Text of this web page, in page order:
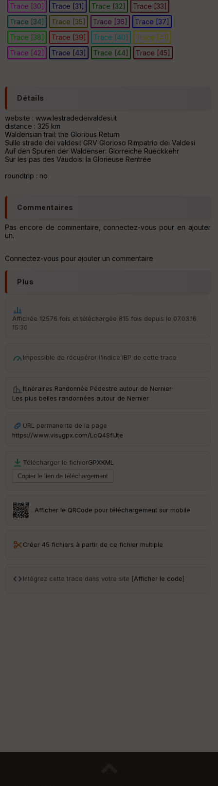
s
Trace [30]
Trace [31] Trace [32]
Trace [33]
Trace [34]
Trace [35] Trace [36]
Trace [37]
Trace [38]
Trace [39] Trace [40]
Trace [41]
Trace [42]
Trace [43] Trace [44] Trace [45]
Détails
website : www.lestradedeivaldesi.it
distance : 325 km
Waldensian trail: the Glorious Return
Sulle strade dei valdesi: GRV Glorioso Rimpatrio dei Valdesi
Auf den Spuren der Waldenser: Glorreiche Rueckkehr
Sur les pas des Vaudois: la Glorieuse Rentrée
roundtrip : no
Commentaires
Pas encore de commentaire, connectez-vous pour en ajouter
un.
Connectez-vous pour ajouter un commentaire
Plus
Affichée 12576 fois et téléchargée 815 fois depuis le 07.03.16
15:30
Impossible de récupérer l'indice IBP de cette trace
Itinéraires Randonnée Pédestre autour de Nernier·
Les plus belles randonnées autour de Nernier
URL permanente de la page
https://www.visugpx.com/LcQ4SflJte
Télécharger le fichierGPXKML
Afficher le QRCode pour téléchargement sur mobile
Créer 45 fichiers à partir de ce fichier multiple
Intégrez cette trace dans votre site [Afficher le code]